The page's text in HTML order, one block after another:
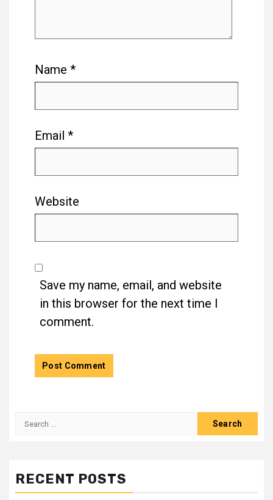
Name *
Email *
Website
Save my name, email, and website
in this browser for the next time I
comment.
RECENT POSTS